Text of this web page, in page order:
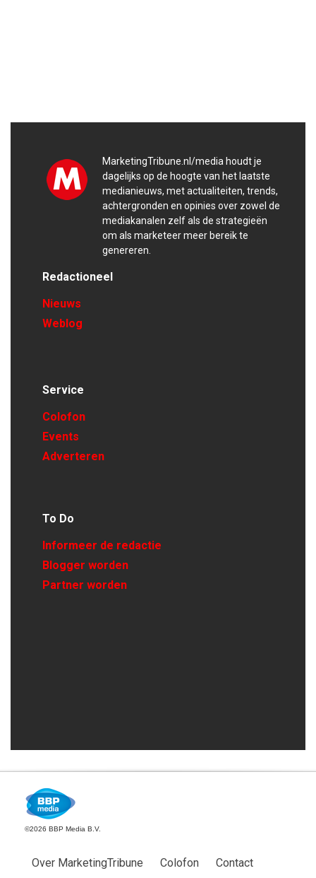
MarketingTribune.nl/media houdt je
dagelijks op de hoogte van het laatste
medianieuws, met actualiteiten, trends,
achtergronden en opinies over zowel de
mediakanalen zelf als de strategieën
om als marketeer meer bereik te
genereren.
Redactioneel
Nieuws
Weblog
Service
Colofon
Events
Adverteren
To Do
Informeer de redactie
Blogger worden
Partner worden
©2026 BBP Media B.V.
Over MarketingTribune Colofon
Contact